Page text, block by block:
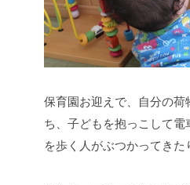
保育園お迎えで、自分の
ち、子どもを抱っこして電
を歩く人がぶつかってきた